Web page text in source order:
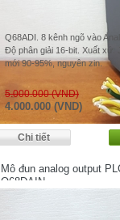
Q68ADI. 8 kênh ngõ vào
Độ phân giải 16-bit. Xuất xứ:
mới 90-95%, nguyên zin.
5.000.000 (VND)
4.000.000 (VND)
Mô đun analog output
Q68DAIN